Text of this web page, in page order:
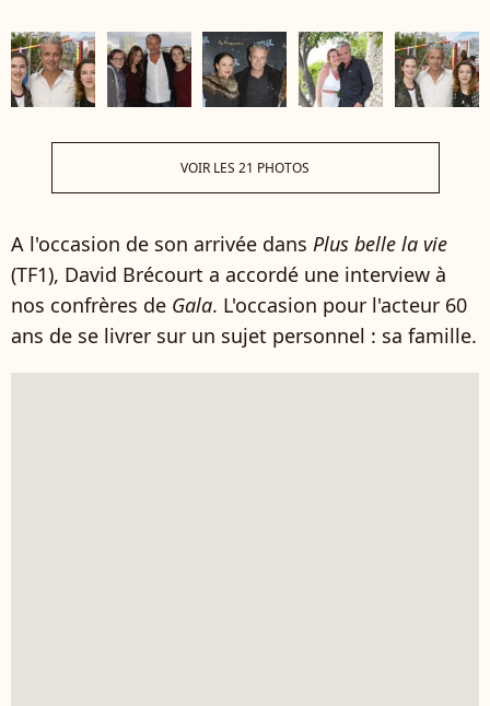
VOIR LES 21 PHOTOS
A l'occasion de son arrivée dans Plus belle la vie
(TF1), David Brécourt a accordé une interview à
nos confrères de Gala. L'occasion pour l'acteur 60
ans de se livrer sur un sujet personnel : sa famille.